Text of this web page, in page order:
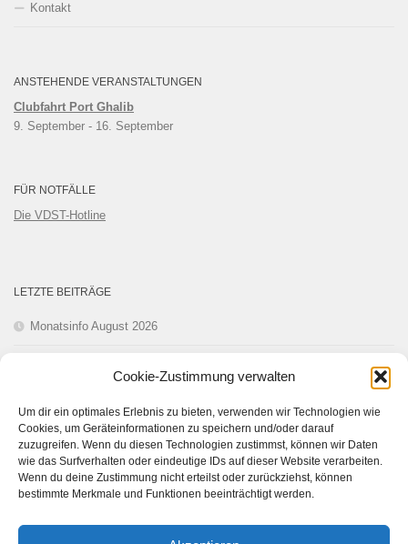
Cookie-Zustimmung verwalten
Um dir ein optimales Erlebnis zu bieten, verwenden wir Technologien wie
Cookies, um Geräteinformationen zu speichern und/oder darauf
zuzugreifen. Wenn du diesen Technologien zustimmst, können wir Daten
wie das Surfverhalten oder eindeutige IDs auf dieser Website verarbeiten.
Wenn du deine Zustimmung nicht erteilst oder zurückziehst, können
bestimmte Merkmale und Funktionen beeinträchtigt werden.
Kontakt
ANSTEHENDE VERANSTALTUNGEN
Clubfahrt Port Ghalib
9. September - 16. September
FÜR NOTFÄLLE
Die VDST-Hotline
LETZTE BEITRÄGE
Monatsinfo August 2026
Monatsinfo Mai 2026
Monatsinfo April 2026